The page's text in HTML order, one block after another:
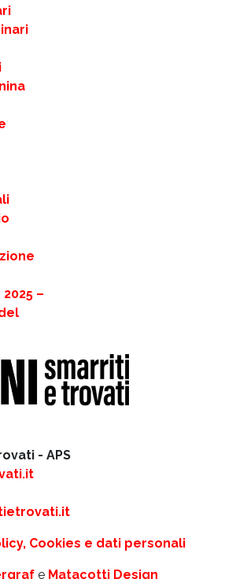
- APS
Cookies e dati personali
e Matacotti Design
2025 –